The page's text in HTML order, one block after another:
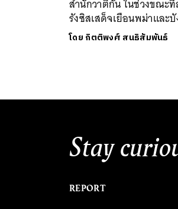
สำนักวาติกัน ในช่วงขณะ
รังซิสเสด็จเยือนพม่าและ
โดย กิตติพงศ์ สนธิสัมพันธ์
Stay
REPORT